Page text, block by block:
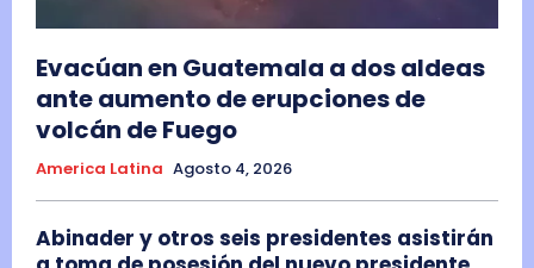
Evacúan en Guatemala a dos aldeas
ante aumento de erupciones de
volcán de Fuego
America Latina Agosto 4, 2026
Abinader y otros seis presidentes asistirán